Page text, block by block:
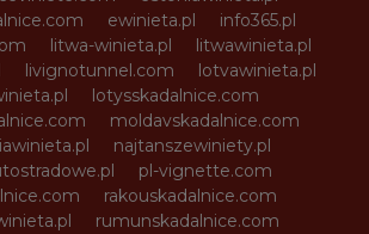
ewinieta.pl
info365.pl
litwa-winieta.pl
litwawinieta.pl
livignotunnel.com
lotvawinieta.pl
lotysskadalnice.com
moldavskadalnice.com
najtanszewiniety.pl
pl-vignette.com
rakouskadalnice.com
rumunskadalnice.com